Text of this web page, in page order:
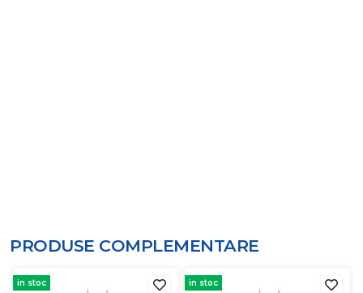
PRODUSE COMPLEMENTARE
in stoc in stoc